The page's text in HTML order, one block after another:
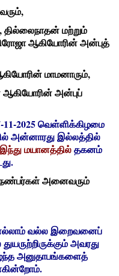
தில்லைநாதன் மற்றும்
ஆகியோரின் அன்புத்
மாமனாரும்,
அன்புப்
2025 வெள்ளிக்கிழமை
அன்னாரது இல்லத்தில்
மயானத்தில்தகனம்
நண்பர்கள் அனைவரும்
வல்ல இறைவனைப்
அவரது
அனுதாபங்களைத்